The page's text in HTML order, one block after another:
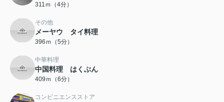
311ｍ（4分）
その他
メーヤウ タイ料理
396ｍ（5分）
中華料理
中国料理 はくぶん
409ｍ（6分）
コンビニエンスストア